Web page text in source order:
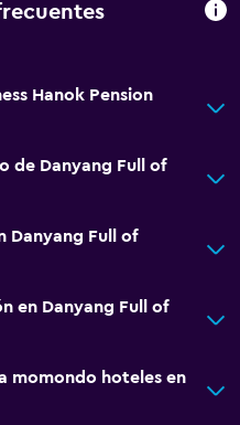
Hanok Pension
de Danyang Full of
Danyang Full of
en Danyang Full of
momondo hoteles en